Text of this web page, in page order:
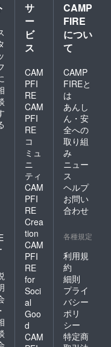
・
サ
ー
ビ
ス
CAM
PFI
RE
CAM
PFI
RE
コ
ミュ
ニ
ティ
CAM
PFI
RE
Crea
tion
CAM
PFI
RE
for
Soci
al
Goo
d
CAM
CAMP
FIRE
につい
て
CAMP
FIREと
は
あんし
ん・安
全への
取り組
み
ニュー
ス
ヘルプ
お問い
合わせ
各種規定
利用規
約
細則
プライ
バシー
ポリ
シー
特定商